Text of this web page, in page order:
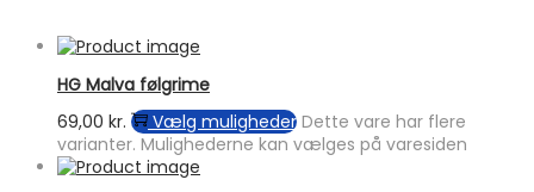
HG Malva følgrime
69,00 kr. Vælg muligheder Dette vare har flere
varianter. Mulighederne kan vælges på varesiden